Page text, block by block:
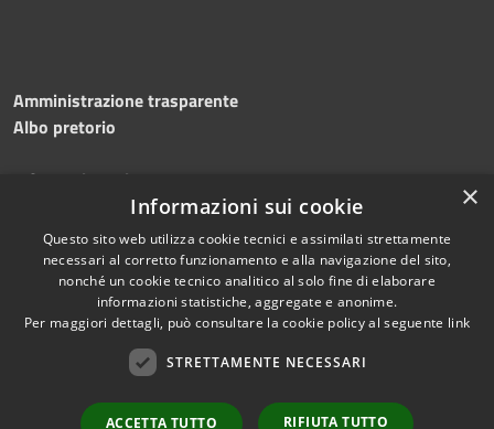
Amministrazione trasparente
Albo pretorio
Informativa privacy
Dichiarazione di accessibilità
Copyright © 2026 • Comune di
Silvi • Powered by
redazione
×
Informazioni sui cookie
Questo sito web utilizza cookie tecnici e assimilati strettamente
necessari al corretto funzionamento e alla navigazione del sito,
nonché un cookie tecnico analitico al solo fine di elaborare
informazioni statistiche, aggregate e anonime.
Per maggiori dettagli, può consultare la cookie policy al seguente link
STRETTAMENTE NECESSARI
ACCETTA TUTTO RIFIUTA TUTTO